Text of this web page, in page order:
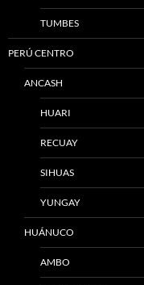
TUMBES
PERÚ CENTRO
ANCASH
HUARI
RECUAY
SIHUAS
YUNGAY
HUÁNUCO
AMBO